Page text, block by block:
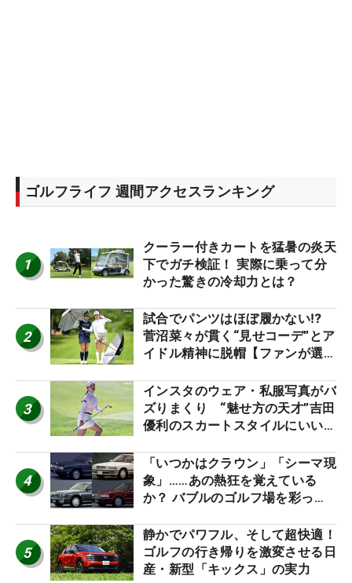
ゴルフライフ 週間アクセスランキング
1
クーラー付きカートを猛暑の炎天
下でガチ検証！ 実際に乗って分
かった驚きの冷却力とは？
2
試合でパンツはほぼ履かない⁉
菅沼菜々が貫く“見せコーデ”とア
イドル精神に脱帽【ファンが選ぶ
3
インスタのウェア・私服写真がバ
ズりまくり “魅せ方の天才”吉田
優利のスカートスタイルにいい
4
「いつかはクラウン」「シーマ現
象」……あの熱狂を覚えている
か？ バブルのゴルフ場を彩った
5
静かでパワフル、そして超快適！
ゴルフの行き帰りを激変させる日
産・新型「キックス」の実力